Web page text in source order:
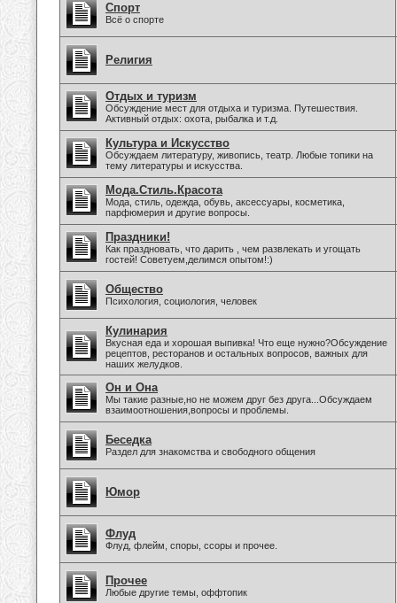
Спорт
Всё о спорте
Религия
Отдых и туризм
Обсуждение мест для отдыха и туризма. Путешествия.
Активный отдых: охота, рыбалка и т.д.
Культура и Искусство
Обсуждаем литературу, живопись, театр. Любые топики на
тему литературы и искусства.
Мода.Стиль.Красота
Мода, стиль, одежда, обувь, аксессуары, косметика,
парфюмерия и другие вопросы.
Праздники!
Как праздновать, что дарить , чем развлекать и угощать
гостей! Советуем,делимся опытом!:)
Общество
Психология, социология, человек
Кулинария
Вкусная еда и хорошая выпивка! Что еще нужно?Обсуждение
рецептов, ресторанов и остальных вопросов, важных для
наших желудков.
Он и Она
Мы такие разные,но не можем друг без друга...Обсуждаем
взаимоотношения,вопросы и проблемы.
Беседка
Раздел для знакомства и свободного общения
Юмор
Флуд
Флуд, флейм, споры, ссоры и прочее.
Прочее
Любые другие темы, оффтопик